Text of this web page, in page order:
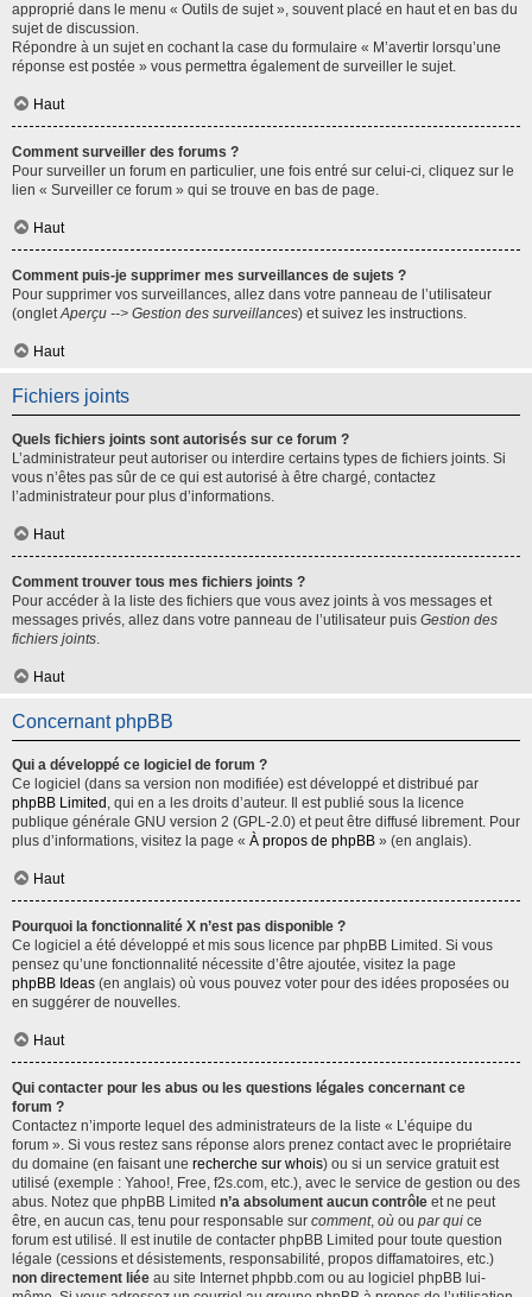
approprié dans le menu « Outils de sujet », souvent placé en haut et en bas du
sujet de discussion.
Répondre à un sujet en cochant la case du formulaire « M’avertir lorsqu’une
réponse est postée » vous permettra également de surveiller le sujet.
Haut
Comment surveiller des forums ?
Pour surveiller un forum en particulier, une fois entré sur celui-ci, cliquez sur le
lien « Surveiller ce forum » qui se trouve en bas de page.
Haut
Comment puis-je supprimer mes surveillances de sujets ?
Pour supprimer vos surveillances, allez dans votre panneau de l’utilisateur
(ongletAperçu --> Gestion des surveillances) et suivez les instructions.
Haut
Fichiers joints
Quels fichiers joints sont autorisés sur ce forum ?
L’administrateur peut autoriser ou interdire certains types de fichiers joints. Si
vous n’êtes pas sûr de ce qui est autorisé à être chargé, contactez
l’administrateur pour plus d’informations.
Haut
Comment trouver tous mes fichiers joints ?
Pour accéder à la liste des fichiers que vous avez joints à vos messages et
messages privés, allez dans votre panneau de l’utilisateur puis Gestion des
fichiers joints.
Haut
Concernant phpBB
Qui a développé ce logiciel de forum ?
Ce logiciel (dans sa version non modifiée) est développé et distribué par
phpBB Limited , qui en a les droits d’auteur. Il est publié sous la licence
publique générale GNU version 2 (GPL-2.0) et peut être diffusé librement. Pour
plus d’informations, visitez la page « À propos de phpBB » (en anglais).
Haut
Pourquoi la fonctionnalité X n’est pas disponible ?
Ce logiciel a été développé et mis sous licence par phpBB Limited. Si vous
pensez qu’une fonctionnalité nécessite d’être ajoutée, visitez la page
phpBB Ideas (en anglais) où vous pouvez voter pour des idées proposées ou
en suggérer de nouvelles.
Haut
Qui contacter pour les abus ou les questions légales concernant ce
forum ?
Contactez n’importe lequel des administrateurs de la liste « L’équipe du
forum ». Si vous restez sans réponse alors prenez contact avec le propriétaire
du domaine (en faisant une recherche sur whois) ou si un service gratuit est
utilisé (exemple : Yahoo!, Free, f2s.com, etc.), avec le service de gestion ou des
abus. Notez que phpBB Limited n’a absolument aucun contrôle et ne peut
être, en aucun cas, tenu pour responsable sur comment, où ou par qui ce
forum est utilisé. Il est inutile de contacter phpBB Limited pour toute question
légale (cessions et désistements, responsabilité, propos diffamatoires, etc.)
non directement liée au site Internet phpbb.com ou au logiciel phpBB lui-